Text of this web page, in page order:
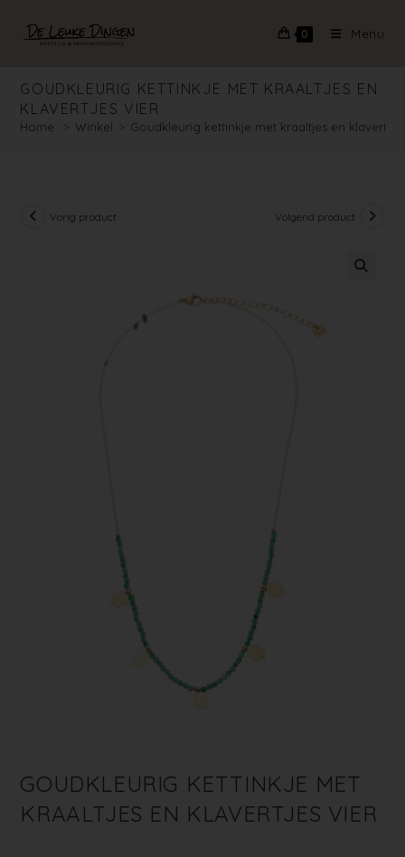
0 Menu
GOUDKLEURIG KETTINKJE MET KRAALTJES EN
KLAVERTJES VIER
Home > Winkel > Goudkleurig kettinkje met kraaltjes en
Vorig product Volgend product
GOUDKLEURIG KETTINKJE MET
KRAALTJES EN KLAVERTJES VIER